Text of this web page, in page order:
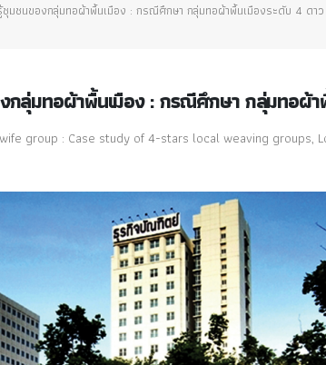
มชนของกลุ่มทอผ้าพื้นเมือง : กรณีศึกษา กลุ่มทอผ้าพื้นเมืองระดับ 4 ดา
กลุ่มทอผ้าพื้นเมือง : กรณีศึกษา กลุ่มทอผ้
group : Case study of 4-stars local weaving groups,